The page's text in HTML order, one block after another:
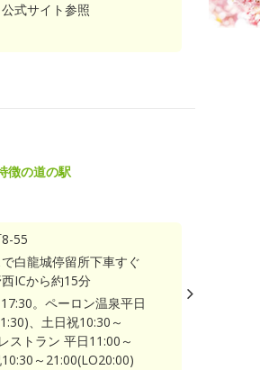
式サイト参照
徴の道の駅
55
白龍城停留所下車すぐ
ICから約15分
。ペーロン温泉平日
、土日祝10:30～
ストラン 平日11:00～
～21:00(LO20:00)